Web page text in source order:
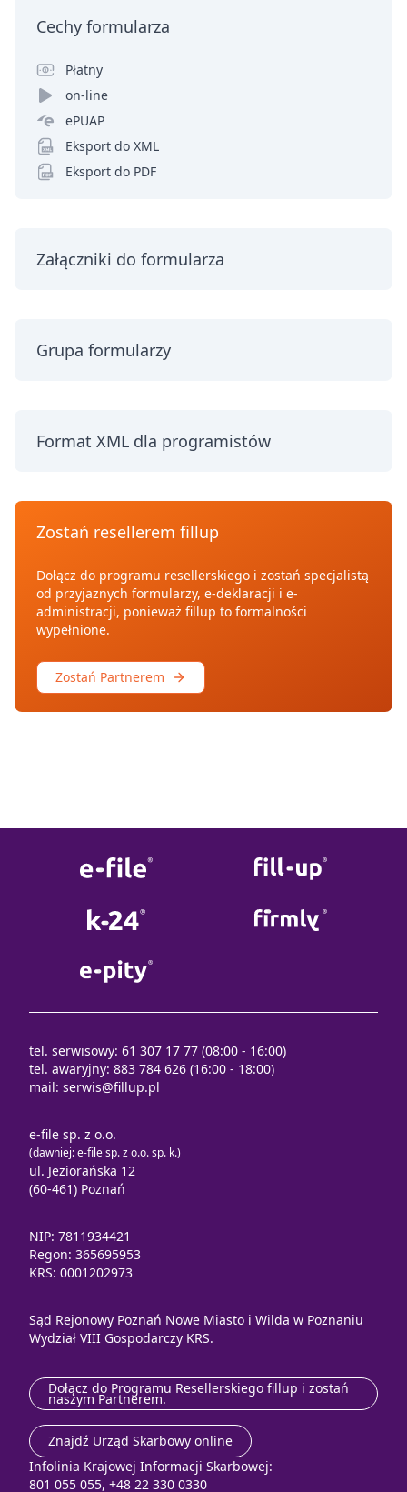
Cechy formularza
Płatny
on-line
ePUAP
Eksport do XML
Eksport do PDF
Załączniki do formularza
Grupa formularzy
Format XML dla programistów
Zostań resellerem fillup
Dołącz do programu resellerskiego i zostań specjalistą
od przyjaznych formularzy, e-deklaracji i e-
administracji, ponieważ fillup to formalności
wypełnione.
Zostań Partnerem
tel. serwisowy: 61 307 17 77 (08:00 - 16:00)
tel. awaryjny: 883 784 626 (16:00 - 18:00)
mail: serwis@fillup.pl
e-file sp. z o.o.
(dawniej: e-file sp. z o.o. sp. k.)
ul. Jeziorańska 12
(60-461) Poznań
NIP: 7811934421
Regon: 365695953
KRS: 0001202973
Sąd Rejonowy Poznań Nowe Miasto i Wilda w Poznaniu
Wydział VIII Gospodarczy KRS.
Dołącz do Programu Resellerskiego fillup i zostań
naszym Partnerem.
Znajdź Urząd Skarbowy online
Infolinia Krajowej Informacji Skarbowej:
801 055 055, +48 22 330 0330